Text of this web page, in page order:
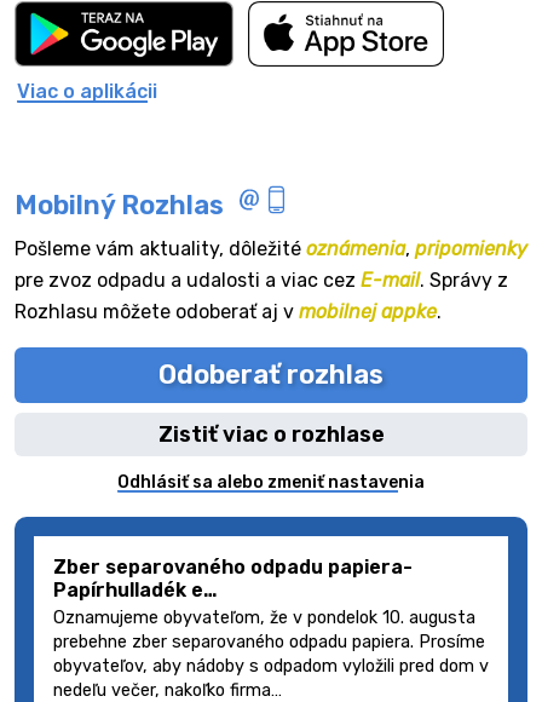
Viac o aplikácii
Mobilný Rozhlas
Pošleme vám aktuality, dôležité oznámenia, pripomienky
pre zvoz odpadu a udalosti a viac cez E-mail. Správy z
Rozhlasu môžete odoberať aj v mobilnej appke.
Odoberať rozhlas
Zistiť viac o rozhlase
Odhlásiť sa alebo zmeniť nastavenia
Zber separovaného odpadu papiera-
Papírhulladék e…
Oznamujeme obyvateľom, že v pondelok 10. augusta
prebehne zber separovaného odpadu papiera. Prosíme
obyvateľov, aby nádoby s odpadom vyložili pred dom v
nedeľu večer, nakoľko firma…